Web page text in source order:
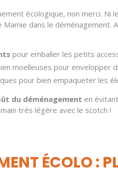
écologique, non merci.
Mamie dans le déménagement.
pour emballer les petits
moelleuses pour envelopper
pour bien empaqueter les
du déménagement en
très légère avec le scotch !
ÉCOLO :